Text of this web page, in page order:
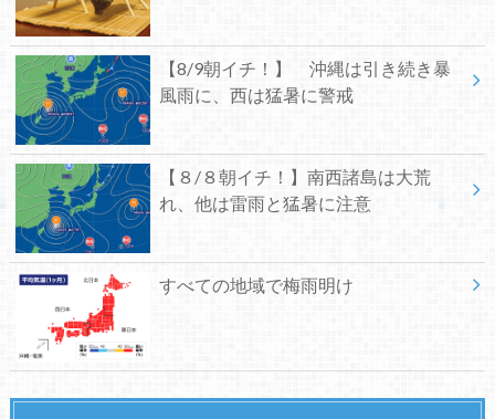
【8/9朝イチ！】 沖縄は引き続き暴
風雨に、西は猛暑に警戒
【８/８朝イチ！】南西諸島は大荒
れ、他は雷雨と猛暑に注意
すべての地域で梅雨明け